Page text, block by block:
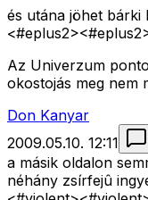
és utána jöhet bárki
<#eplus2>
Az Univerzum
okostojás meg nem
Don Kanyar
2009.05.10. 12:11
a másik oldalon
néhány zsírfejû